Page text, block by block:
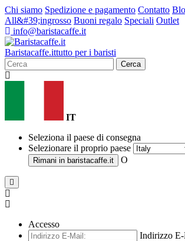
Chi siamo Spedizione e pagamento Contatto
All&#39;ingrosso Buoni regalo Speciali Outlet
info@baristacaffe.it
Baristacaffe.ittutto per i baristi
Cerca
IT
Seleziona il paese di consegna
Selezionare il proprio paese
Rimani in baristacaffe.it O
Accesso
Indirizzo